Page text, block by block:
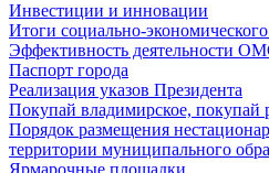
Инвестиции и инновации
Итоги социально-
Эффективность деятельности
Паспорт города
Реализация указов Президента
Покупай владимирское, покупай
Порядок размещения
территории муниципального
Ярмарочные площадки